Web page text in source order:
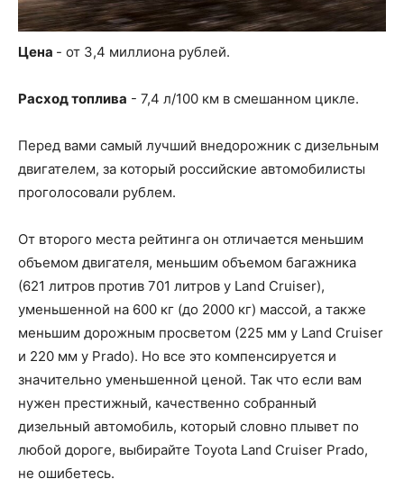
Цена - от 3,4 миллиона рублей.
Расход топлива - 7,4 л/100 км в смешанном цикле.
Перед вами самый лучший внедорожник с дизельным
двигателем, за который российские автомобилисты
проголосовали рублем.
От второго места рейтинга он отличается меньшим
объемом двигателя, меньшим объемом багажника
(621 литров против 701 литров у Land Cruiser),
уменьшенной на 600 кг (до 2000 кг) массой, а также
меньшим дорожным просветом (225 мм у Land Cruiser
и 220 мм у Prado). Но все это компенсируется и
значительно уменьшенной ценой. Так что если вам
нужен престижный, качественно собранный
дизельный автомобиль, который словно плывет по
любой дороге, выбирайте Toyota Land Cruiser Prado,
не ошибетесь.